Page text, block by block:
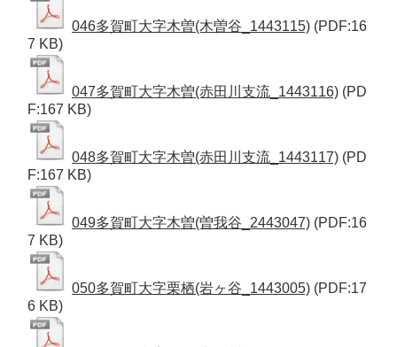
046多賀町大字木曽(木曽谷_1443115) (PDF:16
7 KB)
047多賀町大字木曽(赤田川支流_1443116) (PD
F:167 KB)
048多賀町大字木曽(赤田川支流_1443117) (PD
F:167 KB)
049多賀町大字木曽(曽我谷_2443047) (PDF:16
7 KB)
050多賀町大字栗栖(岩ヶ谷_1443005) (PDF:17
6 KB)